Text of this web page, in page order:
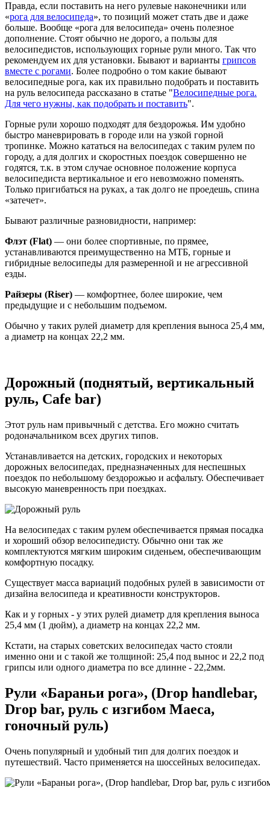
Правда, если поставить на него рулевые наконечники или
«рога для велосипеда», то позиций может стать две и даже
больше. Вообще «рога для велосипеда» очень полезное
дополнение. Стоят обычно не дорого, а пользы для
велосипедистов, использующих горные рули много. Так что
рекомендуем их для установки. Бывают и варианты грипсов
вместе с рогами. Более подробно о том какие бывают
велосипедные рога, как их правильно подобрать и поставить
на руль велосипеда рассказано в статье "Велосипедные рога.
Для чего нужны, как подобрать и поставить".
Горные рули хорошо подходят для бездорожья. Им удобно
быстро маневрировать в городе или на узкой горной
тропинке. Можно кататься на велосипедах с таким рулем по
городу, а для долгих и скоростных поездок совершенно не
годятся, т.к. в этом случае основное положение корпуса
велосипедиста вертикальное и его невозможно поменять.
Только пригибаться на руках, а так долго не проедешь, спина
«затечет».
Бывают различные разновидности, например:
Флэт (Flat) — они более спортивные, по прямее,
устанавливаются преимущественно на МТБ, горные и
гибридные велосипеды для размеренной и не агрессивной
езды.
Райзеры (Riser) — комфортнее, более широкие, чем
предыдущие и с небольшим подъемом.
Обычно у таких рулей диаметр для крепления выноса 25,4 мм,
а диаметр на концах 22,2 мм.
Дорожный (поднятый, вертикальный
руль, Cafe bar)
Этот руль нам привычный с детства. Его можно считать
родоначальником всех других типов.
Устанавливается на детских, городских и некоторых
дорожных велосипедах, предназначенных для неспешных
поездок по небольшому бездорожью и асфальту. Обеспечивает
высокую маневренность при поездках.
На велосипедах с таким рулем обеспечивается прямая посадка
и хороший обзор велосипедисту. Обычно они так же
комплектуются мягким широким сиденьем, обеспечивающим
комфортную посадку.
Существует масса вариаций подобных рулей в зависимости от
дизайна велосипеда и креативности конструкторов.
Как и у горных - у этих рулей диаметр для крепления выноса
25,4 мм (1 дюйм), а диаметр на концах 22,2 мм.
Кстати, на старых советских велосипедах часто стояли
именно они и с такой же толщиной: 25,4 под вынос и 22,2 под
грипсы или одного диаметра по все длинне - 22,2мм.
Рули «Бараньи рога», (Drop handlebar,
Drop bar, руль с изгибом Маеса,
гоночный руль)
Очень популярный и удобный тип для долгих поездок и
путешествий. Часто применяется на шоссейных велосипедах.